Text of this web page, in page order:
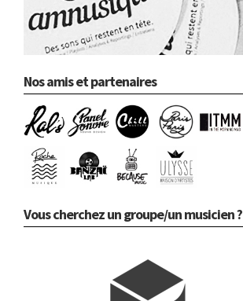
Nos amis et partenaires
Vous cherchez un groupe/un musicien ?